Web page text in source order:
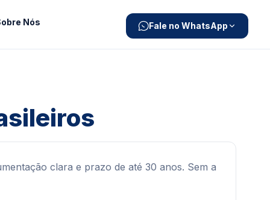
Nós Fale no WhatsApp
clara e prazo de até 30 anos. Sem a